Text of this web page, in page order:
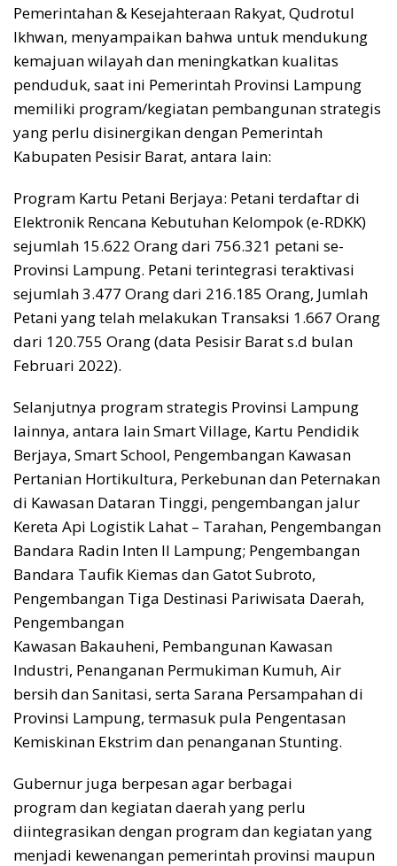
Pemerintahan & Kesejahteraan Rakyat, Qudrotul
Ikhwan, menyampaikan bahwa untuk mendukung
kemajuan wilayah dan meningkatkan kualitas
penduduk, saat ini Pemerintah Provinsi Lampung
memiliki program/kegiatan pembangunan strategis
yang perlu disinergikan dengan Pemerintah
Kabupaten Pesisir Barat, antara lain:
Program Kartu Petani Berjaya: Petani terdaftar di
Elektronik Rencana Kebutuhan Kelompok (e-RDKK)
sejumlah 15.622 Orang dari 756.321 petani se-
Provinsi Lampung. Petani terintegrasi teraktivasi
sejumlah 3.477 Orang dari 216.185 Orang, Jumlah
Petani yang telah melakukan Transaksi 1.667 Orang
dari 120.755 Orang (data Pesisir Barat s.d bulan
Februari 2022).
Selanjutnya program strategis Provinsi Lampung
lainnya, antara lain Smart Village, Kartu Pendidik
Berjaya, Smart School, Pengembangan Kawasan
Pertanian Hortikultura, Perkebunan dan Peternakan
di Kawasan Dataran Tinggi, pengembangan jalur
Kereta Api Logistik Lahat – Tarahan, Pengembangan
Bandara Radin Inten II Lampung; Pengembangan
Bandara Taufik Kiemas dan Gatot Subroto,
Pengembangan Tiga Destinasi Pariwisata Daerah,
Pengembangan
Kawasan Bakauheni, Pembangunan Kawasan
Industri, Penanganan Permukiman Kumuh, Air
bersih dan Sanitasi, serta Sarana Persampahan di
Provinsi Lampung, termasuk pula Pengentasan
Kemiskinan Ekstrim dan penanganan Stunting.
Gubernur juga berpesan agar berbagai
program dan kegiatan daerah yang perlu
diintegrasikan dengan program dan kegiatan yang
menjadi kewenangan pemerintah provinsi maupun